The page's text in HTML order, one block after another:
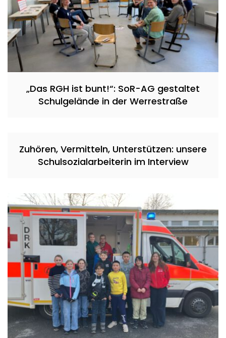
„Das RGH ist bunt!“: SoR-AG gestaltet
Schulgelände in der Werrestraße
Zuhören, Vermitteln, Unterstützen: unsere
Schulsozialarbeiterin im Interview